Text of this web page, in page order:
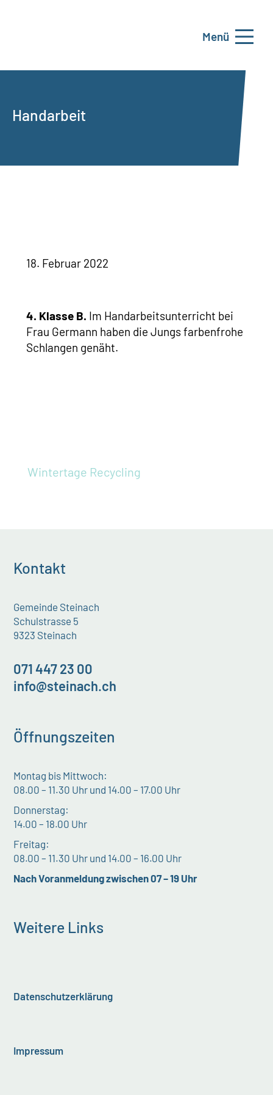
Menü
Handarbeit
18. Februar 2022
4. Klasse B. Im Handarbeitsunterricht bei
Frau Germann haben die Jungs farbenfrohe
Schlangen genäht.
Wintertage Recycling
Kontakt
Gemeinde Steinach
Schulstrasse 5
9323 Steinach
071 447 23 00
info@steinach.ch
Öffnungszeiten
Montag bis Mittwoch:
08.00 – 11.30 Uhr und 14.00 – 17.00 Uhr
Donnerstag:
14.00 – 18.00 Uhr
Freitag:
08.00 – 11.30 Uhr und 14.00 – 16.00 Uhr
Nach Voranmeldung zwischen 07 – 19 Uhr
Weitere Links
Datenschutzerklärung
Impressum